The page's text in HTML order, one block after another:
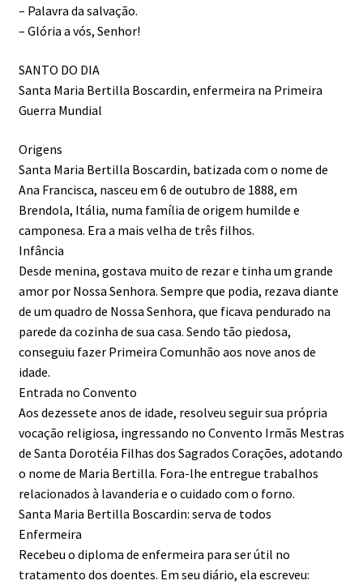
– Palavra da salvação.
– Glória a vós, Senhor!
SANTO DO DIA
Santa Maria Bertilla Boscardin, enfermeira na Primeira
Guerra Mundial
Origens
Santa Maria Bertilla Boscardin, batizada com o nome de
Ana Francisca, nasceu em 6 de outubro de 1888, em
Brendola, Itália, numa família de origem humilde e
camponesa. Era a mais velha de três filhos.
Infância
Desde menina, gostava muito de rezar e tinha um grande
amor por Nossa Senhora. Sempre que podia, rezava diante
de um quadro de Nossa Senhora, que ficava pendurado na
parede da cozinha de sua casa. Sendo tão piedosa,
conseguiu fazer Primeira Comunhão aos nove anos de
idade.
Entrada no Convento
Aos dezessete anos de idade, resolveu seguir sua própria
vocação religiosa, ingressando no Convento Irmãs Mestras
de Santa Dorotéia Filhas dos Sagrados Corações, adotando
o nome de Maria Bertilla. Fora-lhe entregue trabalhos
relacionados à lavanderia e o cuidado com o forno.
Santa Maria Bertilla Boscardin: serva de todos
Enfermeira
Recebeu o diploma de enfermeira para ser útil no
tratamento dos doentes. Em seu diário, ela escreveu: